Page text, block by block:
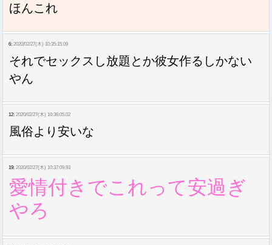
ほんこれ
6: 2020/02/27(木) 10:35:15.09
それでセックスし放題とか彼女作るしかない
やん
12: 2020/02/27(木) 10:36:05.02
風俗より安いな
19: 2020/02/27(木) 10:37:09.93
愛情付きでこれって安過ぎ
やろ